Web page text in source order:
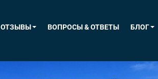
ОТЗЫВЫ ВОПРОСЫ & ОТВЕТЫ БЛОГ